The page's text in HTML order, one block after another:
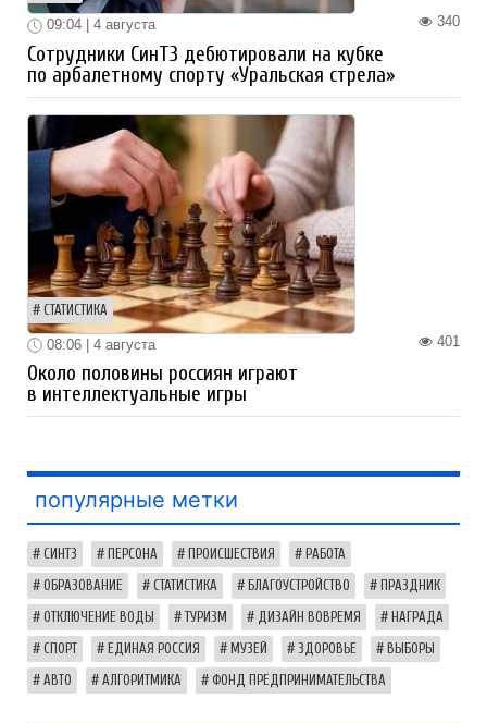
340
09:04 | 4 августа
Сотрудники СинТЗ дебютировали на кубке
по арбалетному спорту «Уральская стрела»
СТАТИСТИКА
401
08:06 | 4 августа
Около половины россиян играют
в интеллектуальные игры
популярные метки
СИНТЗ ПЕРСОНА ПРОИСШЕСТВИЯ РАБОТА
ОБРАЗОВАНИЕ СТАТИСТИКА БЛАГОУСТРОЙСТВО ПРАЗДНИК
ОТКЛЮЧЕНИЕ ВОДЫ ТУРИЗМ ДИЗАЙН ВОВРЕМЯ НАГРАДА
СПОРТ ЕДИНАЯ РОССИЯ МУЗЕЙ ЗДОРОВЬЕ ВЫБОРЫ
АВТО АЛГОРИТМИКА ФОНД ПРЕДПРИНИМАТЕЛЬСТВА